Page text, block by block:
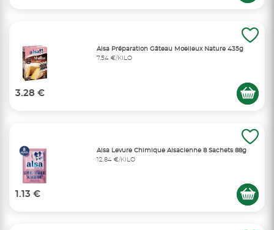
Alsa Préparation Gâteau Moelleux Nature 435g
7,54 €/KILO
3.28 €
Alsa Levure Chimique Alsacienne 8 Sachets 88g
12,84 €/KILO
1.13 €